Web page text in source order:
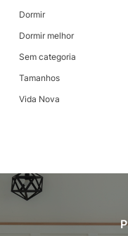
Dormir
Dormir melhor
Sem categoria
Tamanhos
Vida Nova